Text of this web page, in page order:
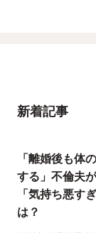
新着記事
「離婚後も体
する」不倫夫
「気持ち悪す
は？